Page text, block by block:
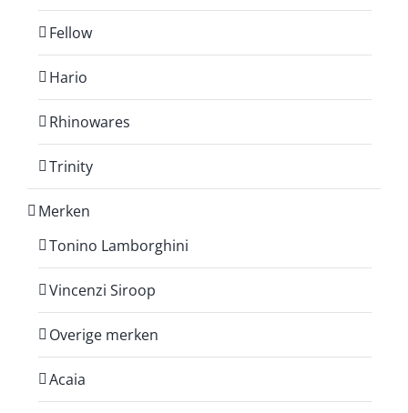
Fellow
Hario
Rhinowares
Trinity
Merken
Tonino Lamborghini
Vincenzi Siroop
Overige merken
Acaia